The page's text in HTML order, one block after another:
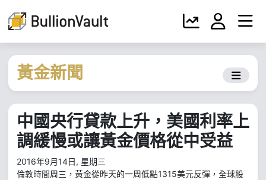
黃金新聞
中國央行貸款上升，美國利率上
調緩慢或讓黃金價格從中受益
2016年9月14日, 星期三
倫敦時間周三，黃金從昨天的一周低點1315美元反彈，全球股